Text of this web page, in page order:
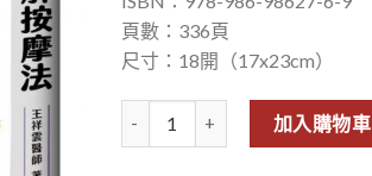
頁數：336頁
尺寸：18開（17x23cm）
最強足部圖解按摩法 數量加入購物車